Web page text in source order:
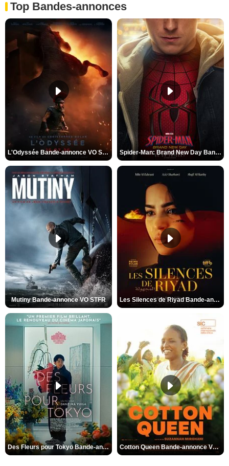
Top Bandes-annonces
L'Odyssée Bande-annonce VO STFR Spider-Man: Brand New Day Bande-annonce VO STFR
Mutiny Bande-annonce VO STFR Les Silences de Riyad Bande-annonce VO STFR
Des Fleurs pour Tokyo Bande-annonce VO STFR Cotton Queen Bande-annonce VO STFR